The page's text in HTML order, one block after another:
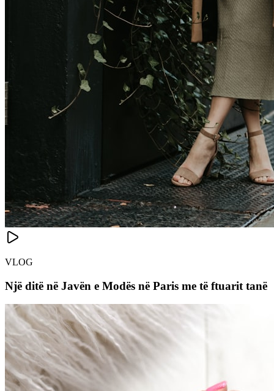
VLOG
Një ditë në Javën e Modës në Paris me të ftuarit tanë